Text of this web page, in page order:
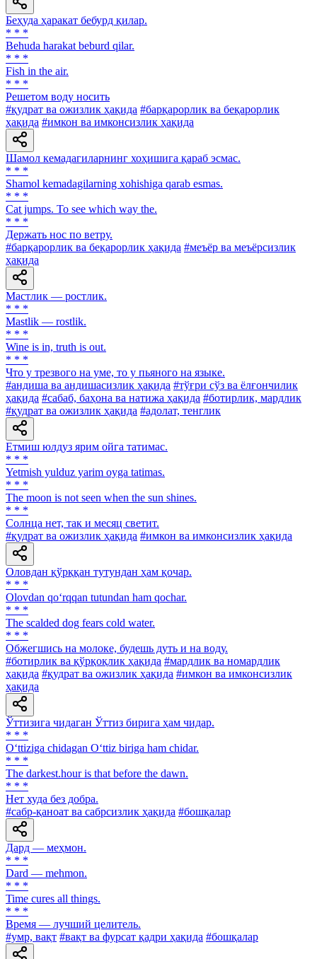
Беҳуда ҳаракат бебурд қилар.
* * *
Behuda harakat beburd qilar.
* * *
Fish in the air.
* * *
Решетом воду носить
#қудрат ва ожизлик ҳақида #барқарорлик ва беқарорлик
ҳақида #имкон ва имконсизлик ҳақида
Шамол кемадагиларнинг хоҳишига қараб эсмас.
* * *
Shamol kemadagilarning xohishiga qarab esmas.
* * *
Cat jumps. То see which way the.
* * *
Держать нос по ветру.
#барқарорлик ва беқарорлик ҳақида #меъёр ва меъёрсизлик
ҳақида
Мастлик — ростлик.
* * *
Mastlik — rostlik.
* * *
Wine is in, truth is out.
* * *
Что у трезвого на уме, то у пьяного на языке.
#андиша ва андишасизлик ҳақида #тўғри сўз ва ёлғончилик
ҳақида #сабаб, баҳона ва натижа ҳақида #ботирлик, мардлик
#қудрат ва ожизлик ҳақида #адолат, тенглик
Етмиш юлдуз ярим ойга татимас.
* * *
Yetmish yulduz yarim oyga tatimas.
* * *
The moon is not seen when the sun shines.
* * *
Солнца нет, так и месяц светит.
#қудрат ва ожизлик ҳақида #имкон ва имконсизлик ҳақида
Оловдан қўрққан тутундан ҳам қочар.
* * *
Olovdan qo‘rqqan tutundan ham qochar.
* * *
The scalded dog fears cold water.
* * *
Обжегшись на молоке, будешь дуть и на воду.
#ботирлик ва қўрқоқлик ҳақида #мардлик ва номардлик
ҳақида #қудрат ва ожизлик ҳақида #имкон ва имконсизлик
ҳақида
Ўттизига чидаган Ўттиз бирига ҳам чидар.
* * *
O‘ttiziga chidagan O‘ttiz biriga ham chidar.
* * *
The darkest.hour is that before the dawn.
* * *
Нет худа без добра.
#сабр-қаноат ва сабрсизлик ҳақида #бошқалар
Дард — меҳмон.
* * *
Dard — mehmon.
* * *
Time cures all things.
* * *
Время — лучший целитель.
#умр, вақт #вақт ва фурсат қадри ҳақида #бошқалар